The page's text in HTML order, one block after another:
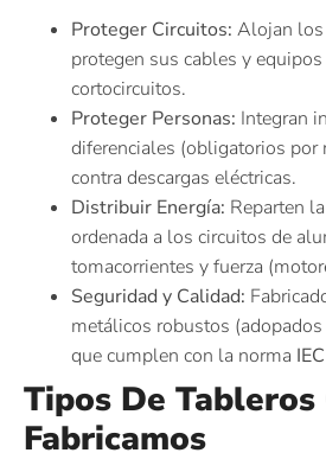
Proteger Circuitos: Alojan los
protegen sus cables y
cortocircuitos.
Proteger Personas: Integran
diferenciales (obligatorios por
contra descargas eléctricas.
Distribuir Energía: Reparten
ordenada a los circuitos de
tomacorrientes y fuerza
Seguridad y Calidad:
metálicos robustos
que cumplen con la norma
Tipos De Tableros
Fabricamos